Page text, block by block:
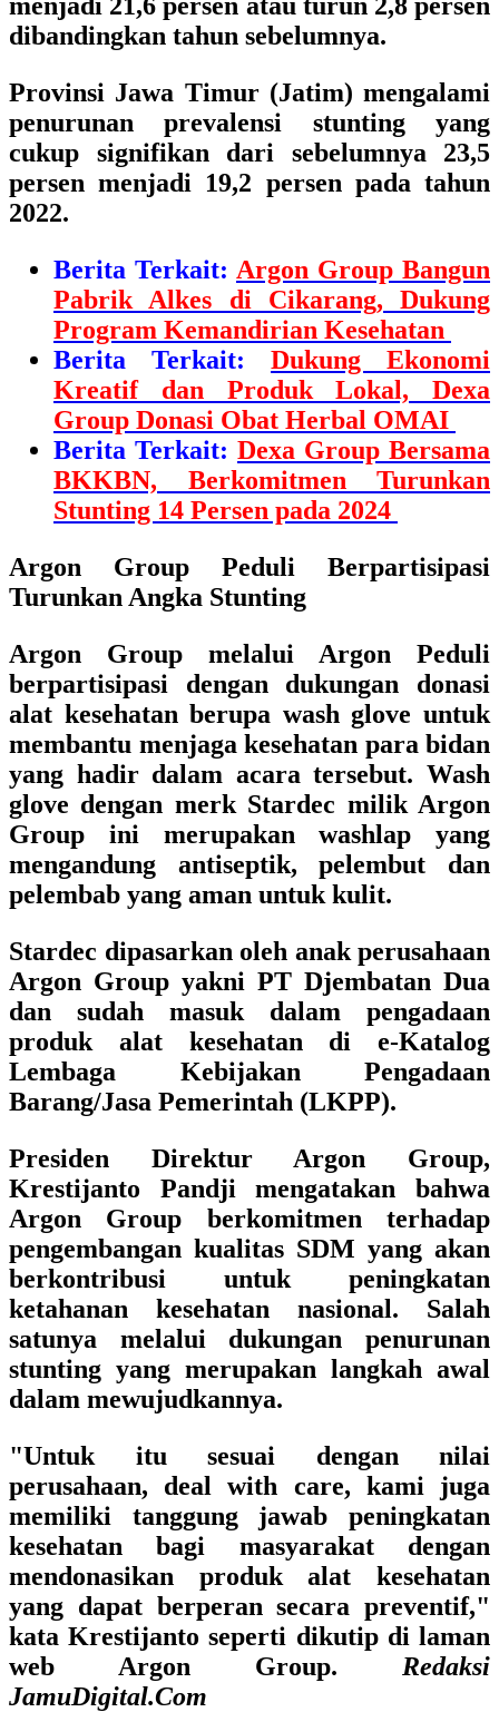
dibandingkan tahun sebelumnya.
Provinsi Jawa Timur (Jatim) mengalami
penurunan prevalensi stunting yang
cukup signifikan dari sebelumnya 23,5
persen menjadi 19,2 persen pada tahun
2022.
Berita Terkait: Argon Group Bangun
Pabrik Alkes di Cikarang, Dukung
Program Kemandirian Kesehatan
Berita Terkait: Dukung Ekonomi
Kreatif dan Produk Lokal, Dexa
Group Donasi Obat Herbal OMAI
Berita Terkait: Dexa Group Bersama
BKKBN, Berkomitmen Turunkan
Stunting 14 Persen pada 2024
Argon Group Peduli Berpartisipasi
Turunkan Angka Stunting
Argon Group melalui Argon Peduli
berpartisipasi dengan dukungan donasi
alat kesehatan berupa wash glove untuk
membantu menjaga kesehatan para bidan
yang hadir dalam acara tersebut. Wash
glove dengan merk Stardec milik Argon
Group ini merupakan washlap yang
mengandung antiseptik, pelembut dan
pelembab yang aman untuk kulit.
Stardec dipasarkan oleh anak perusahaan
Argon Group yakni PT Djembatan Dua
dan sudah masuk dalam pengadaan
produk alat kesehatan di e-Katalog
Lembaga Kebijakan Pengadaan
Barang/Jasa Pemerintah (LKPP).
Presiden Direktur Argon Group,
Krestijanto Pandji mengatakan bahwa
Argon Group berkomitmen terhadap
pengembangan kualitas SDM yang akan
berkontribusi untuk peningkatan
ketahanan kesehatan nasional. Salah
satunya melalui dukungan penurunan
stunting yang merupakan langkah awal
dalam mewujudkannya.
"Untuk itu sesuai dengan nilai
perusahaan, deal with care, kami juga
memiliki tanggung jawab peningkatan
kesehatan bagi masyarakat dengan
mendonasikan produk alat kesehatan
yang dapat berperan secara preventif,"
kata Krestijanto seperti dikutip di laman
web Argon Group. Redaksi
JamuDigital.Com